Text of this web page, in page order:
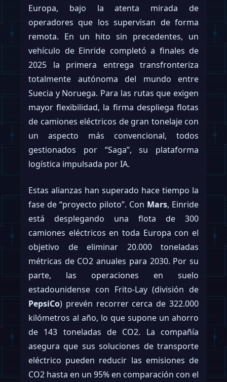
Europa, bajo la atenta mirada de
operadores que los supervisan de forma
remota. En un hito sin precedentes, un
vehículo de Einride completó a finales de
2025 la primera entrega transfronteriza
totalmente autónoma del mundo entre
Suecia y Noruega. Para las rutas que exigen
mayor flexibilidad, la firma despliega flotas
de camiones eléctricos de gran tonelaje con
un aspecto más convencional, todos
gestionados por “Saga”, su plataforma
logística impulsada por IA.
Estas alianzas han superado hace tiempo la
fase de “proyecto piloto”. Con Mars, Einride
está desplegando una flota de 300
camiones eléctricos en toda Europa con el
objetivo de eliminar 20.000 toneladas
métricas de CO2 anuales para 2030. Por su
parte, las operaciones en suelo
estadounidense con Frito-Lay (división de
PepsiCo) prevén recorrer cerca de 322.000
kilómetros al año, lo que supone un ahorro
de 143 toneladas de CO2. La compañía
asegura que sus soluciones de transporte
eléctrico pueden reducir las emisiones de
CO2 hasta en un 95% en comparación con el